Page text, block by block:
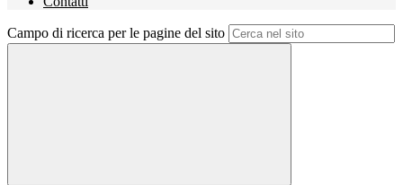
Campo di ricerca per le pagine del sito